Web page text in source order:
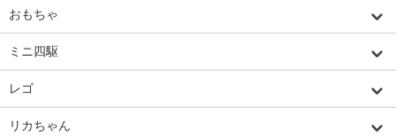
おもちゃ
ミニ四駆
レゴ
リカちゃん